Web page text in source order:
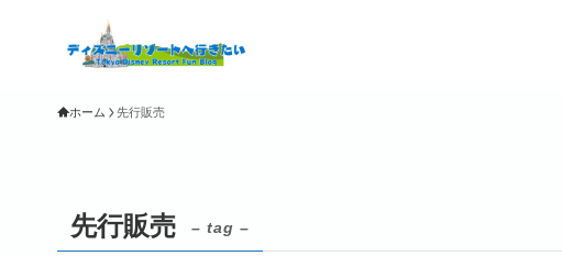
ホーム 先行販売
先行販売 – tag –